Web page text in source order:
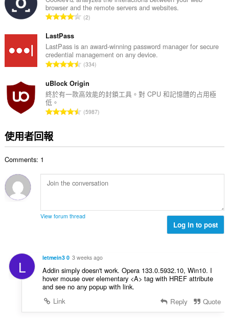
次
數
browser and the remote servers and websites.
評
總
次
數
2
LastPass
LastPass is an award-winning password manager for secure
credential management on any device.
評
的
總
數
334
uBlock Origin
終於有一款高效能的封鎖工具。對 CPU 和記憶體的占用極
低。
評
:
5987
使用者回報
Comments: 1
View forum thread
Log in to post
L letmein3 0 3 weeks ago
Addin simply doesn't work. Opera 133.0.5932.10, Win10. I
hover mouse over elementary <A> tag with HREF attribute
and see no any popup with link.
Link
Reply Quote